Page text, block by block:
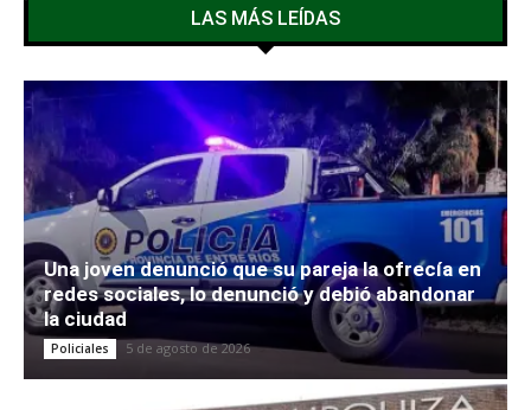
LAS MÁS LEÍDAS
Una joven denunció que su pareja la ofrecía en
redes sociales, lo denunció y debió abandonar
la ciudad
Policiales 5 de agosto de 2026